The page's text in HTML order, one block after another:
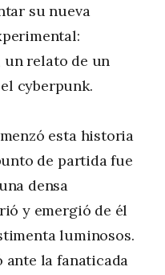
su nueva
un relato de un
cyberpunk.
esta historia
de partida fue
densa
y emergió de él
luminosos.
ante la fanaticada